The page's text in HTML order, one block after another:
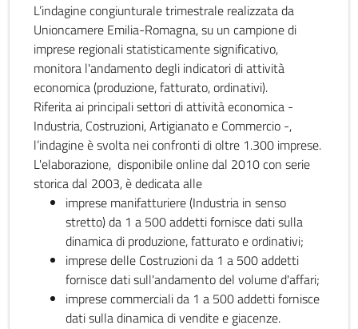
L’indagine congiunturale trimestrale realizzata da
Unioncamere Emilia-Romagna, su un campione di
imprese regionali statisticamente significativo,
monitora l'andamento degli indicatori di attività
economica (produzione, fatturato, ordinativi).
Riferita ai principali settori di attività economica -
Industria, Costruzioni, Artigianato e Commercio -,
l’indagine è svolta nei confronti di oltre 1.300 imprese.
L'elaborazione, disponibile online dal 2010 con serie
storica dal 2003, è dedicata alle
imprese manifatturiere (Industria in senso
stretto) da 1 a 500 addetti fornisce dati sulla
dinamica di produzione, fatturato e ordinativi;
imprese delle Costruzioni da 1 a 500 addetti
fornisce dati sull'andamento del volume d'affari;
imprese commerciali da 1 a 500 addetti fornisce
dati sulla dinamica di vendite e giacenze.